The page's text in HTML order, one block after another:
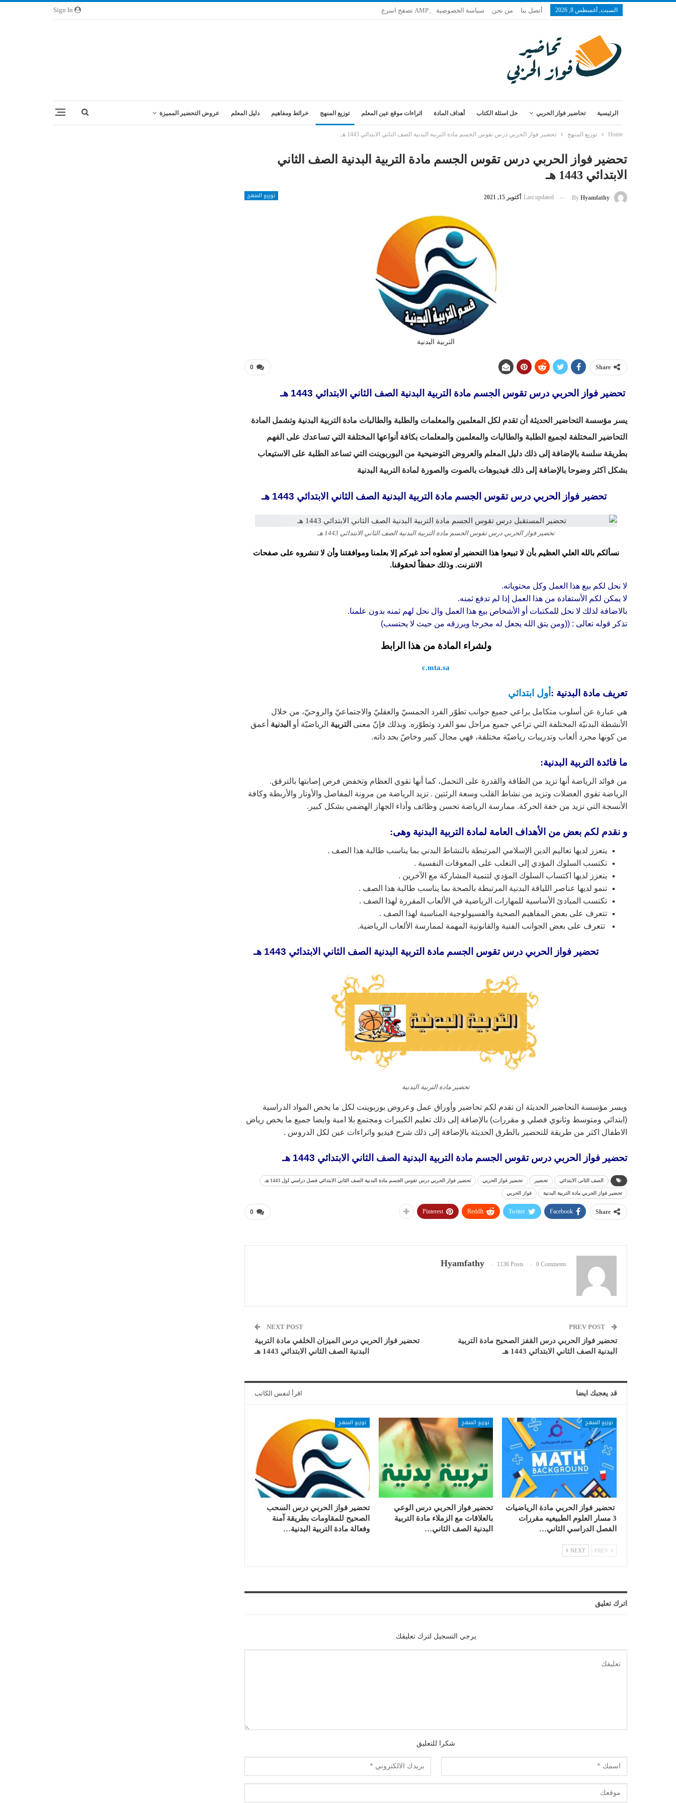
السبت, أغسطس 8, 2026 أتصل بنا من نحن سياسة الخصوصية
الرئيسية تحاضير فواز الحربي حل اسئلة الكتاب أهداف المادة اثراءات موقع عين المعلم توزيع المنهج خرائط ومفاهيم دليل المعلم عروض التحضير المميزة
Home توزيع المنهج تحضير فواز الحربي درس تقوس الجسم مادة التربية البدنية الصف الثاني الابتدائي 1443 هـ
تحضير فواز الحربي درس تقوس الجسم مادة التربية البدنية الصف الثاني
الابتدائي 1443 هـ
توزيع المنهج By Hyamfathy
Last updated أكتوبر 15, 2021
التربية البدنية
0 Share
تحضير فواز الحربي درس تقوس الجسم مادة التربية البدنية الصف الثاني الابتدائي 1443 هـ
يسر مؤسسة التحاضير الحديثة أن تقدم لكل المعلمين والمعلمات والطلبة والطالبات مادة التربية البدنية وتشمل المادة
التحاضير المختلفة لجميع الطلبة والطالبات والمعلمين والمعلمات بكافة أنواعها المختلفة التي تساعدك على الفهم
بطريقة سلسة بالإضافة إلى ذلك دليل المعلم والعروض التوضيحية من البوربوينت التي تساعد الطلبة على الاستيعاب
بشكل اكثر وضوحا بالإضافة إلى ذلك فيديوهات بالصوت والصورة لمادة التربية البدنية
تحضير فواز الحربي درس تقوس الجسم مادة التربية البدنية الصف الثاني الابتدائي 1443 هـ
تحضير فواز الحربي درس تقوس الجسم مادة التربية البدنية الصف الثاني الابتدائي 1443 هـ
نسألكم بالله العلي العظيم بأن لا تبيعوا هذا التحضير أو تعطوه أحد غيركم إلا بعلمنا وموافقتنا وأن لا تنشروه على صفحات
الانترنت. وذلك حفظاً لحقوقنا.
لا نحل لكم بيع هذا العمل وكل محتوياته.
لا يمكن لكم الأستفادة من هذا العمل إذا لم تدفع ثمنه.
بالاضافة لذلك لا نحل للمكتبات أو الأشخاص بيع هذا العمل وال نحل لهم ثمنه بدون علمنا.
تذكر قوله تعالى : ((ومن يتق الله يجعل له مخرجا ويرزقه من حيث لا يحتسب)
ولشراء المادة من هذا الرابط
c.mta.sa
تعريف مادة البدنية : أول ابتدائي
هي عبارة عن أسلوب متكامل يراعي جميع جوانب تطوّر الفرد الجمسيّ والعقليّ والاجتماعيّ والروحيّ، من خلال
الأنشطة البدنيّة المختلفة التي تراعي جميع مراحل نمو الفرد وتطوّره. وبذلك فإنّ معنى التربية الرياضيّة أو البدنية أعمق
من كونها مجرد ألعاب وتدريبات رياضيّة مختلفة، فهي مجال كبير وخاصّ بحد ذاته.
ما فائدة التربية البدنية:
من فوائد الرياضة أنها تزيد من الطاقة والقدرة على التحمل، كما أنها تقوي العظام وتخفض فرص إصابتها بالترقق.
الرياضة تقوي العضلات وتزيد من نشاط القلب وسعة الرئتين . تزيد الرياضة من مرونة المفاصل والأوتار والأربطة وكافة
الأنسجة التي تزيد من خفة الحركة. ممارسة الرياضة تحسن وظائف وأداء الجهاز الهضمي بشكل كبير.
و نقدم لكم بعض من الأهداف العامة لمادة التربية البدنية وهى:
يتعزز لديها تعاليم الدين الإسلامي المرتبطة بالنشاط البدني بما يناسب طالبة هذا الصف .
تكتسب السلوك المؤدي إلى التغلب على المعوقات النفسية .
يتعزز لديها اكتساب السلوك المؤدي لتنمية المشاركة مع الآخرين .
تنمو لديها عناصر اللياقة البدنية المرتبطة بالصحة بما يناسب طالبة هذا الصف .
تكتسب المبادئ الأساسية للمهارات الرياضية في الألعاب المقررة لهذا الصف .
تتعرف على بعض المفاهيم الصحية والفسيولوجية المناسبة لهذا الصف .
تتعرف على بعض الجوانب الفنية والقانونية المهمة لممارسة الألعاب الرياضية.
تحضير فواز الحربي درس تقوس الجسم مادة التربية البدنية الصف الثاني الابتدائي 1443 هـ
تحضير مادة التربية البدنية
ويسر مؤسسة التحاضير الحديثة ان تقدم لكم تحاضير وأوراق عمل وعروض بوربوينت لكل ما يخص المواد الدراسية
(ابتدائي ومتوسط وثانوي فصلي و مقررات) بالإضافة إلى ذلك تعليم الكبيرات ومجتمع بلا امية وايضا جميع ما يخص رياض
الاطفال اكثر من طريقة للتحضير بالطرق الحديثة بالإضافة إلى ذلك شرح فيديو واثراءات عين لكل الدروس .
تحضير فواز الحربي درس تقوس الجسم مادة التربية البدنية الصف الثاني الابتدائي 1443 هـ
الصف الثانى الابتدائي تحضير تحضير فواز الحربي تحضير فواز الحربي درس تقوس الجسم مادة البدنية الصف الثاني الابتدائي فصل دراسي اول 1443 هـ
تحضير فواز الحربي مادة التربية البدنية فواز الحربي
0 Share
Facebook
Twitter
ReddIt
Pinterest
Hyamfathy 1136 Posts 0 Comments
تحضير فواز الحربي درس القفز الصحيح مادة التربية
البدنية الصف الثاني الابتدائي 1443 هـ
NEXT POST
تحضير فواز الحربي درس الميزان الخلفي مادة التربية
البدنية الصف الثاني الابتدائي 1443 هـ
قد يعجبك ايضا اقرأ لنفس الكاتب
توزيع المنهج
تحضير فواز الحربي مادة الرياضيات
3 مسار العلوم الطبيعيه مقررات
الفصل الدراسي الثاني…
توزيع المنهج
تحضير فواز الحربي درس الوعي
بالعلاقات مع الزملاء مادة التربية
البدنية الصف الثاني…
توزيع المنهج
تحضير فواز الحربي درس السحب
الصحيح للمقاومات بطريقة آمنة
وفعالة مادة التربية البدنية…
NEXT
اترك تعليق
يرجي التسجيل لترك تعليقك
شكرا للتعليق